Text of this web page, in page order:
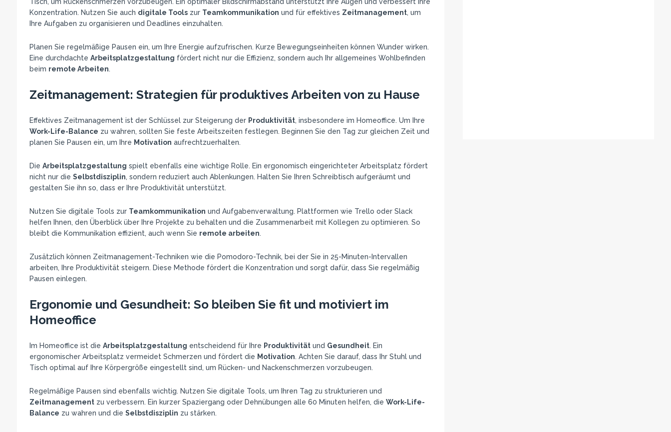
Konzentration. Nutzen Sie auch digitale Toolszur Teamkommunikation und für effektives Zeitmanagement, um
Ihre Aufgaben zu organisieren und Deadlines einzuhalten.
Planen Sie regelmäßige Pausen ein, um Ihre Energie aufzufrischen. Kurze Bewegungseinheiten können Wunder wirken.
Eine durchdachte Arbeitsplatzgestaltung fördert nicht nur die Effizienz, sondern auch Ihr allgemeines Wohlbefinden
beim remote Arbeiten.
Zeitmanagement: Strategien für produktives Arbeiten von zu Hause
Effektives Zeitmanagement ist der Schlüssel zur Steigerung der Produktivität, insbesondere im Homeoffice. Um Ihre
Work-Life-Balance zu wahren, sollten Sie feste Arbeitszeiten festlegen. Beginnen Sie den Tag zur gleichen Zeit und
planen Sie Pausen ein, um Ihre Motivation aufrechtzuerhalten.
Die Arbeitsplatzgestaltung spielt ebenfalls eine wichtige Rolle. Ein ergonomisch eingerichteter Arbeitsplatz fördert
nicht nur die Selbstdisziplin, sondern reduziert auch Ablenkungen. Halten Sie Ihren Schreibtisch aufgeräumt und
gestalten Sie ihn so, dass er Ihre Produktivität unterstützt.
Nutzen Sie digitale Tools zur Teamkommunikation und Aufgabenverwaltung. Plattformen wie Trello oder Slack
helfen Ihnen, den Überblick über Ihre Projekte zu behalten und die Zusammenarbeit mit Kollegen zu optimieren. So
bleibt die Kommunikation effizient, auch wenn Sie remote arbeiten.
Zusätzlich können Zeitmanagement-Techniken wie die Pomodoro-Technik, bei der Sie in 25-Minuten-Intervallen
arbeiten, Ihre Produktivität steigern. Diese Methode fördert die Konzentration und sorgt dafür, dass Sie regelmäßig
Pausen einlegen.
Ergonomie und Gesundheit: So bleiben Sie fit und motiviert im
Homeoffice
Im Homeoffice ist die Arbeitsplatzgestaltung entscheidend für Ihre Produktivitätund Gesundheit. Ein
ergonomischer Arbeitsplatz vermeidet Schmerzen und fördert die Motivation. Achten Sie darauf, dass Ihr Stuhl und
Tisch optimal auf Ihre Körpergröße eingestellt sind, um Rücken- und Nackenschmerzen vorzubeugen.
Regelmäßige Pausen sind ebenfalls wichtig. Nutzen Sie digitale Tools, um Ihren Tag zu strukturieren und
Zeitmanagementzu verbessern. Ein kurzer Spaziergang oder Dehnübungen alle 60 Minuten helfen, die Work-Life-
Balance zu wahren und die Selbstdisziplin zu stärken.